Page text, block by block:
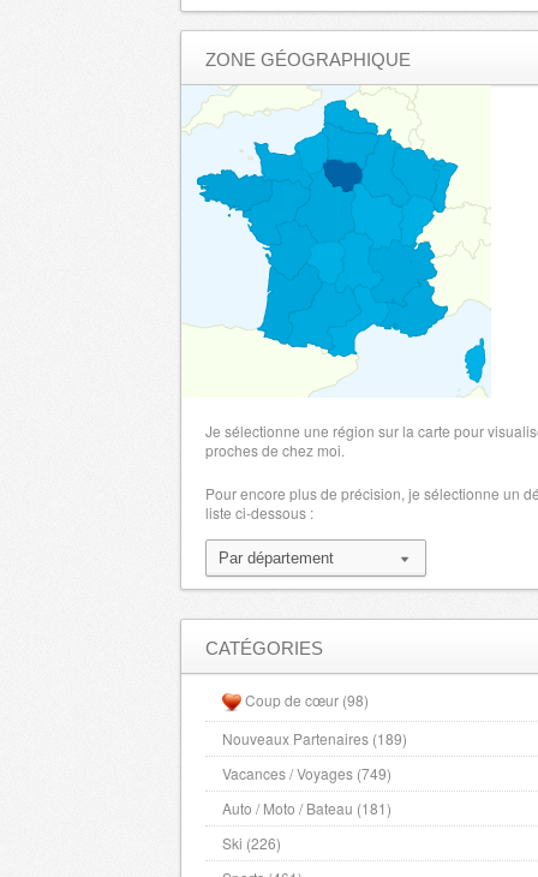
SIXT - 27000 (Jusqu’à -15% )
SIXT - 76000 Jusqu’à -15%
Vos tickets de cinéma moins chers -
Jusqu'à -30%
Vos tickets de cinéma moins chers -
Jusqu'à -30%
BELAMBRA clubs - 27000 jusqu'à -
BELAMBRA clubs - 76000
BIP & GO - 27400 (- 40%
BIP & GO - 76210
CAMPING n°1 - 27000
CAMPING n°1 - 76000
Chèques cinémas GAUMONT PATHE
Tarif Réduit )
Chèques cinémas GAUMONT PATHE -
Tarif Réduit )
Chèques KINEPOLIS - 27000 (Tarif
Chèques KINEPOLIS - 76000 (Tarif
Chèques MK2 - 27000
Chèques MK2 - 76000
Ebuyclub par Butterfly: des
ZONE GÉOGRAPHIQUE
Je sélectionne une région sur la carte pour
proches de chez moi.
Pour encore plus de précision, je sélectionne un
liste ci-dessous :
CATÉGORIES
Coup de cœur (98)
Nouveaux Partenaires (189)
Vacances / Voyages (749)
Auto / Moto / Bateau (181)
Ski (226)